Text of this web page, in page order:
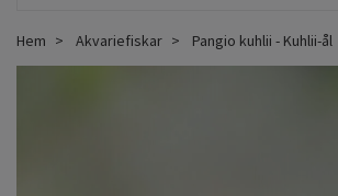
Hem Akvariefiskar Pangio kuhlii - Kuhlii-ål